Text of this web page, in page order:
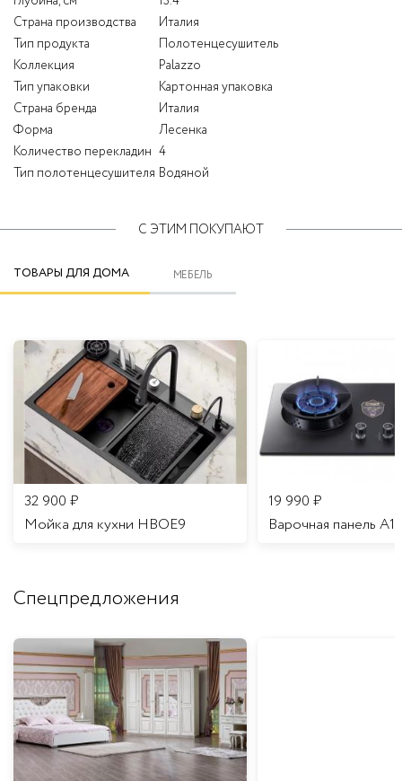
Страна производства
Италия
Тип продукта
Полотенцесушитель
Коллекция
Palazzo
Тип упаковки
Картонная упаковка
Страна бренда
Италия
Форма
Лесенка
Количество перекладин 4
Тип полотенцесушителя Водяной
С ЭТИМ ПОКУПАЮТ
ТОВАРЫ ДЛЯ ДОМА МЕБЕЛЬ
32 900 ₽
Мойка для кухни HBOE9
19 990 ₽
Варочная панель A16
Спецпредложения